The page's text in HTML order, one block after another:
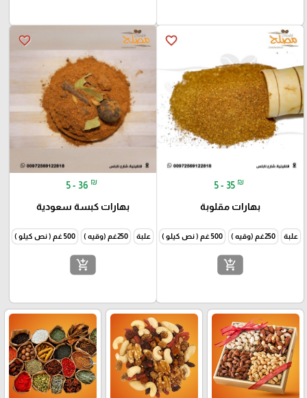
favorite_border
5 - 35 ₪
بهارات مقلوبة
علبة 250غم (وقيه ) 500 غم ( نص كيلو ) 1000غم (كيلو )
add_shopping_cart
favorite_border
5 - 36 ₪
بهارات كبسة سعودية
علبة 250غم (وقيه ) 500 غم ( نص كيلو )
add_shopping_cart